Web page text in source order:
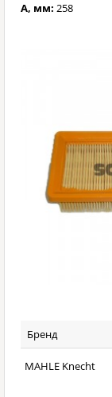
A, мм: 258
Бренд
MAHLE Knecht